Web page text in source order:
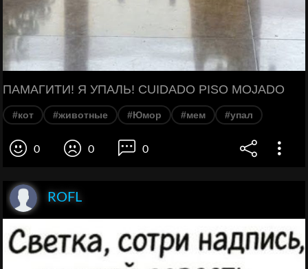
ПАМАГИТИ! Я УПАЛЬ! CUIDADO PISO MOJADO
#кот #животные #Юмор #мем #упал
0 0 0
ROFL